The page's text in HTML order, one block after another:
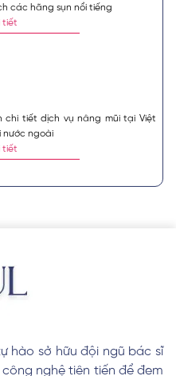
các hãng sụn nổi tiếng
tiết
chi tiết dịch vụ nâng mũi tại Việt
nước ngoài
tiết
tiết
hào sở hữu đội ngũ bác sĩ
nghệ tiên tiến để đem